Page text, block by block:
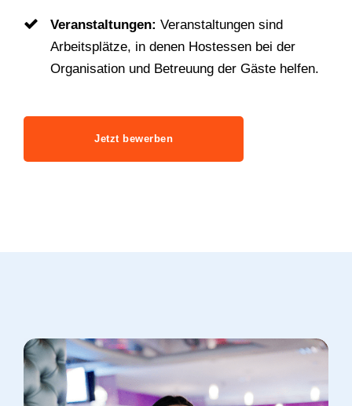
Veranstaltungen: Veranstaltungen sind
Arbeitsplätze, in denen Hostessen bei der
Organisation und Betreuung der Gäste helfen.
Jetzt bewerben